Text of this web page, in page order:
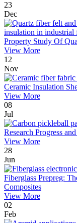
23
Dec
Property Study Of
View More
12
Nov
Ceramic Insulation
View More
08
Jul
Research Progress
View More
28
Jun
Fiberglass Prepreg:
Composites
View More
02
Feb